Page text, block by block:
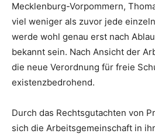
Mecklenburg-Vorpommern,
viel weniger als zuvor jede
werde wohl genau erst nach
bekannt sein. Nach Ansicht der
die neue Verordnung für freie
existenzbedrohend.
Durch das Rechtsgutachten von
sich die Arbeitsgemeinschaft in